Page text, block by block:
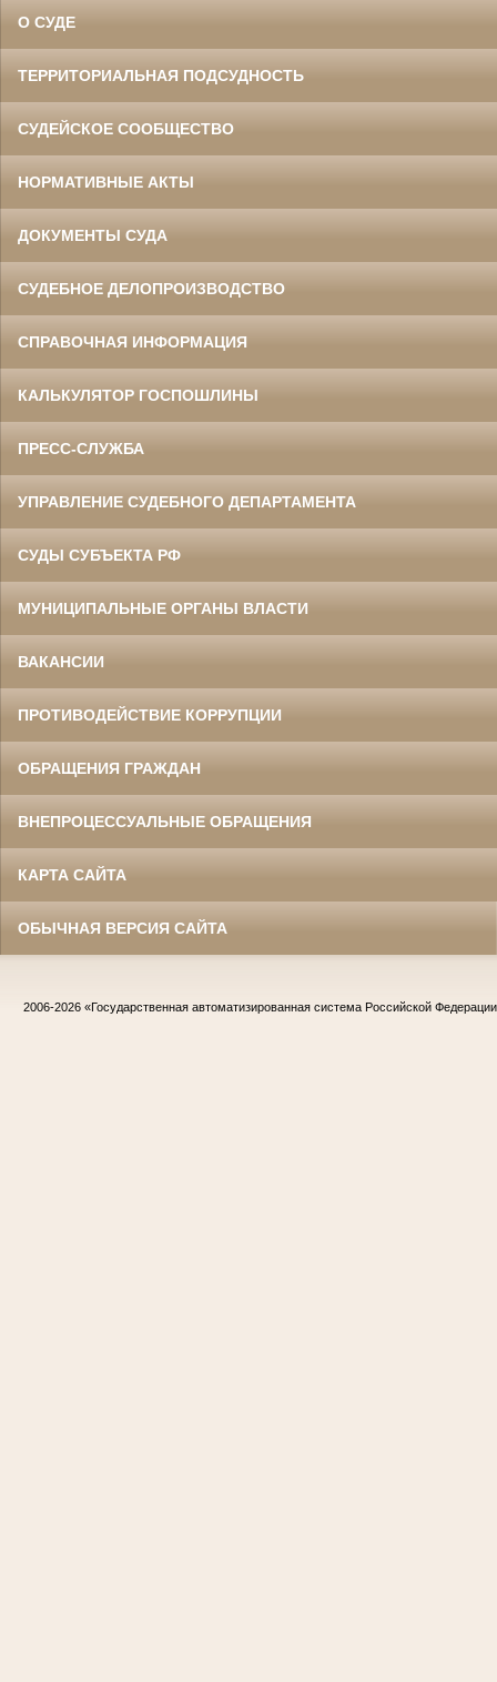
О СУДЕ
ТЕРРИТОРИАЛЬНАЯ ПОДСУДНОСТЬ
СУДЕЙСКОЕ СООБЩЕСТВО
НОРМАТИВНЫЕ АКТЫ
ДОКУМЕНТЫ СУДА
СУДЕБНОЕ ДЕЛОПРОИЗВОДСТВО
СПРАВОЧНАЯ ИНФОРМАЦИЯ
КАЛЬКУЛЯТОР ГОСПОШЛИНЫ
ПРЕСС-СЛУЖБА
УПРАВЛЕНИЕ СУДЕБНОГО ДЕПАРТАМЕНТА
СУДЫ СУБЪЕКТА РФ
МУНИЦИПАЛЬНЫЕ ОРГАНЫ ВЛАСТИ
ВАКАНСИИ
ПРОТИВОДЕЙСТВИЕ КОРРУПЦИИ
ОБРАЩЕНИЯ ГРАЖДАН
ВНЕПРОЦЕССУАЛЬНЫЕ ОБРАЩЕНИЯ
КАРТА САЙТА
ОБЫЧНАЯ ВЕРСИЯ САЙТА
2006-2026 «Государственная автоматизированная система Российской